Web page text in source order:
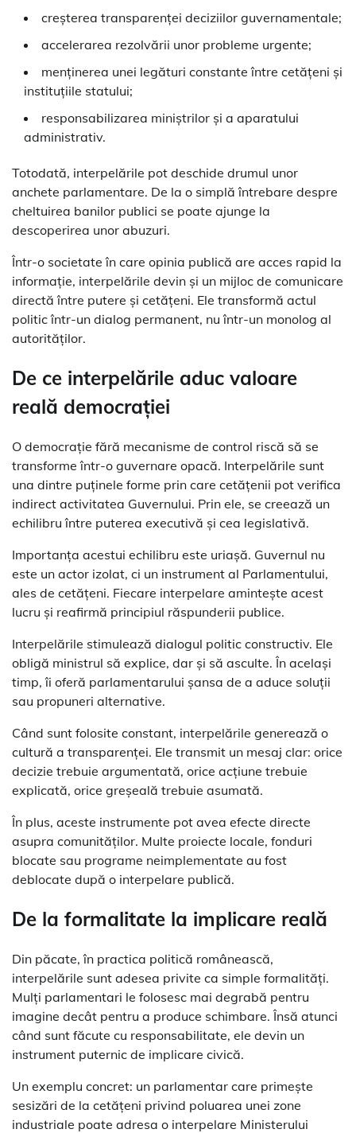
creșterea transparenței deciziilor guvernamentale;
accelerarea rezolvării unor probleme urgente;
menținerea unei legături constante între cetățeni și
instituțiile statului;
responsabilizarea miniștrilor și a aparatului
administrativ.
Totodată, interpelările pot deschide drumul unor
anchete parlamentare. De la o simplă întrebare despre
cheltuirea banilor publici se poate ajunge la
descoperirea unor abuzuri.
Într-o societate în care opinia publică are acces rapid la
informație, interpelările devin și un mijloc de comunicare
directă între putere și cetățeni. Ele transformă actul
politic într-un dialog permanent, nu într-un monolog al
autorităților.
De ce interpelările aduc valoare
reală democrației
O democrație fără mecanisme de control riscă să se
transforme într-o guvernare opacă. Interpelările sunt
una dintre puținele forme prin care cetățenii pot verifica
indirect activitatea Guvernului. Prin ele, se creează un
echilibru între puterea executivă și cea legislativă.
Importanța acestui echilibru este uriașă. Guvernul nu
este un actor izolat, ci un instrument al Parlamentului,
ales de cetățeni. Fiecare interpelare amintește acest
lucru și reafirmă principiul răspunderii publice.
Interpelările stimulează dialogul politic constructiv. Ele
obligă ministrul să explice, dar și să asculte. În același
timp, îi oferă parlamentarului șansa de a aduce soluții
sau propuneri alternative.
Când sunt folosite constant, interpelările generează o
cultură a transparenței. Ele transmit un mesaj clar: orice
decizie trebuie argumentată, orice acțiune trebuie
explicată, orice greșeală trebuie asumată.
În plus, aceste instrumente pot avea efecte directe
asupra comunităților. Multe proiecte locale, fonduri
blocate sau programe neimplementate au fost
deblocate după o interpelare publică.
De la formalitate la implicare reală
Din păcate, în practica politică românească,
interpelările sunt adesea privite ca simple formalități.
Mulți parlamentari le folosesc mai degrabă pentru
imagine decât pentru a produce schimbare. Însă atunci
când sunt făcute cu responsabilitate, ele devin un
instrument puternic de implicare civică.
Un exemplu concret: un parlamentar care primește
sesizări de la cetățeni privind poluarea unei zone
industriale poate adresa o interpelare Ministerului